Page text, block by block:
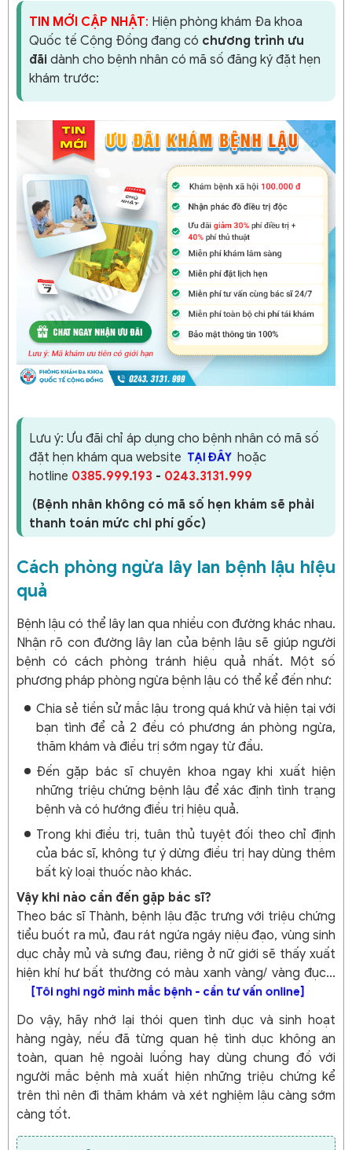
TIN MỚI CẬP NHẬT: Hiện phòng khám Đa khoa
Quốc tế Cộng Đồng đang có chương trình ưu
đãi dành cho bệnh nhân có mã số đăng ký đặt hẹn
khám trước:
Lưu ý: Ưu đãi chỉ áp dụng cho bệnh nhân có mã số
đặt hẹn khám qua website TẠI ĐÂY hoặc
hotline 0385.999.193 - 0243.3131.999
(Bệnh nhân không có mã số hẹn khám sẽ phải
thanh toán mức chi phí gốc)
Cách phòng ngừa lây lan bệnh lậu hiệu
quả
Bệnh lậu có thể lây lan qua nhiều con đường khác nhau.
Nhận rõ con đường lây lan của bệnh lậu sẽ giúp người
bệnh có cách phòng tránh hiệu quả nhất. Một số
phương pháp phòng ngừa bệnh lậu có thể kể đến như:
Chia sẻ tiền sử mắc lậu trong quá khứ và hiện tại với
bạn tình để cả 2 đều có phương án phòng ngừa,
thăm khám và điều trị sớm ngay từ đầu.
Đến gặp bác sĩ chuyên khoa ngay khi xuất hiện
những triệu chứng bệnh lậu để xác định tình trạng
bệnh và có hướng điều trị hiệu quả.
Trong khi điều trị, tuân thủ tuyệt đối theo chỉ định
của bác sĩ, không tự ý dừng điều trị hay dùng thêm
bất kỳ loại thuốc nào khác.
Vậy khi nào cần đến gặp bác sĩ?
Theo bác sĩ Thành, bệnh lậu đặc trưng với triệu chứng
tiểu buốt ra mủ, đau rát ngứa ngáy niệu đạo, vùng sinh
dục chảy mủ và sưng đau, riêng ở nữ giới sẽ thấy xuất
hiện khí hư bất thường có màu xanh vàng/ vàng đục...
[Tôi nghi ngờ mình mắc bệnh - cần tư vấn online]
Do vậy, hãy nhớ lại thói quen tình dục và sinh hoạt
hàng ngày, nếu đã từng quan hệ tình dục không an
toàn, quan hệ ngoài luồng hay dùng chung đồ với
người mắc bệnh mà xuất hiện những triệu chứng kể
trên thì nên đi thăm khám và xét nghiệm lậu càng sớm
càng tốt.